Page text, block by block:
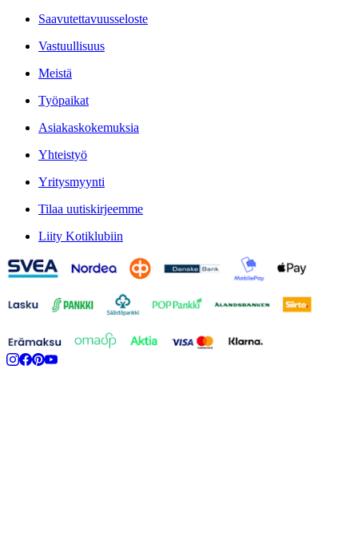
Saavutettavuusseloste
Vastuullisuus
Meistä
Työpaikat
Asiakaskokemuksia
Yhteistyö
Yritysmyynti
Tilaa uutiskirjeemme
Liity Kotiklubiin